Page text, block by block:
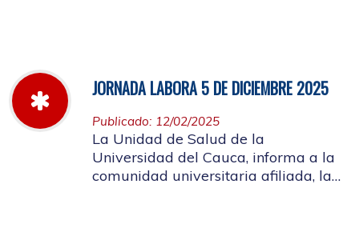
JORNADA LABORA 5 DE DICIEMBRE 2025
Publicado: 12/02/2025
La Unidad de Salud de la
Universidad del Cauca, informa a la
comunidad universitaria afiliada, la